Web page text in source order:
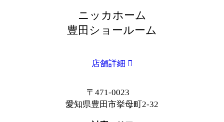
ニッカホーム
豊田ショールーム
店舗詳細
〒471-0023
愛知県豊田市挙母町2-32